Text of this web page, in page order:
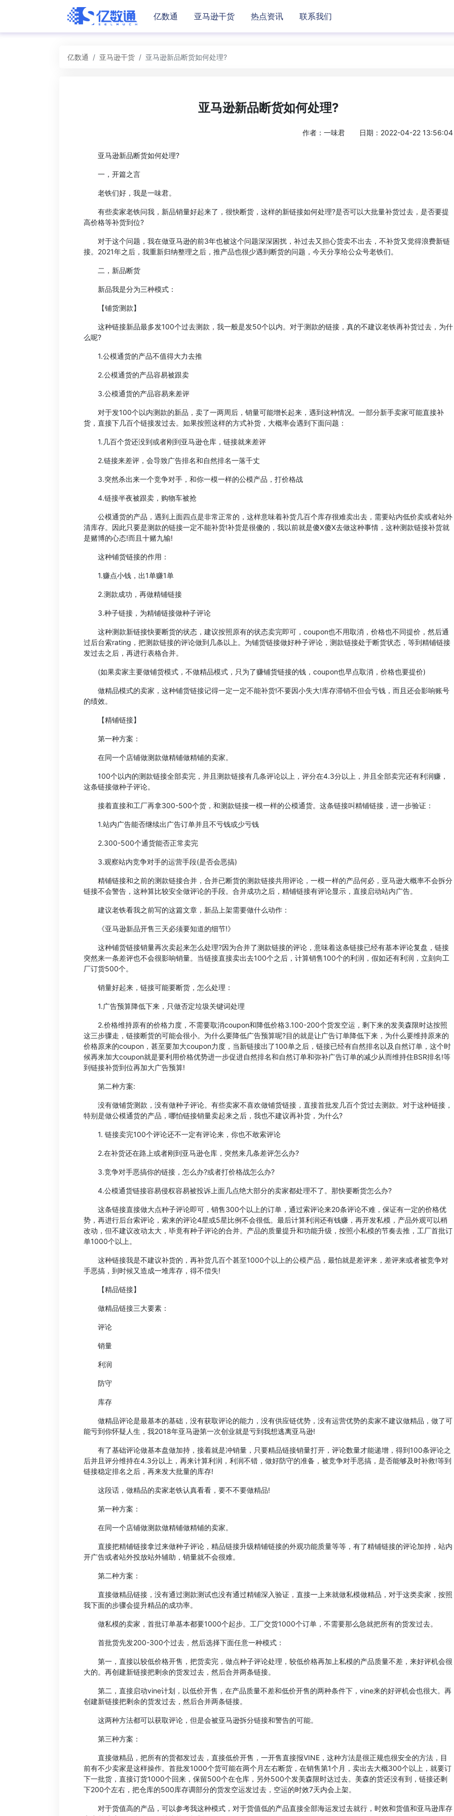
亿数通 亚马逊干货 热点资讯 联系我们
亿数通 亚马逊干货 亚马逊新品断货如何处理?
亚马逊新品断货如何处理?
作者：一味君 日期：2022-04-22 13:56:04
亚马逊新品断货如何处理?
一，开篇之言
老铁们好，我是一味君。
有些卖家老铁问我，新品销量好起来了，很快断货，这样的新链接如何处理?是否可以大批量补货过去，是否要提
高价格等补货到位?
对于这个问题，我在做亚马逊的前3年也被这个问题深深困扰，补过去又担心货卖不出去，不补货又觉得浪费新链
接。2021年之后，我重新归纳整理之后，推产品也很少遇到断货的问题，今天分享给公众号老铁们。
二，新品断货
新品我是分为三种模式：
【铺货测款】
这种链接新品最多发100个过去测款，我一般是发50个以内。对于测款的链接，真的不建议老铁再补货过去，为什
么呢?
1.公模通货的产品不值得大力去推
2.公模通货的产品容易被跟卖
3.公模通货的产品容易来差评
对于发100个以内测款的新品，卖了一两周后，销量可能增长起来，遇到这种情况。一部分新手卖家可能直接补
货，直接下几百个链接发过去。如果按照这样的方式补货，大概率会遇到下面问题：
1.几百个货还没到或者刚到亚马逊仓库，链接就来差评
2.链接来差评，会导致广告排名和自然排名一落千丈
3.突然杀出来一个竞争对手，和你一模一样的公模产品，打价格战
4.链接半夜被跟卖，购物车被抢
公模通货的产品，遇到上面四点是非常正常的，这样意味着补货几百个库存很难卖出去，需要站内低价卖或者站外
清库存。因此只要是测款的链接一定不能补货!补货是很傻的，我以前就是傻X傻X去做这种事情，这种测款链接补货就
是赌博的心态!而且十赌九输!
这种铺货链接的作用：
1.赚点小钱，出1单赚1单
2.测款成功，再做精铺链接
3.种子链接，为精铺链接做种子评论
这种测款新链接快要断货的状态，建议按照原有的状态卖完即可，coupon也不用取消，价格也不同提价，然后通
过后台索rating，把测款链接的评论做到几条以上。为铺货链接做好种子评论，测款链接处于断货状态，等到精铺链接
发过去之后，再进行表格合并。
(如果卖家主要做铺货模式，不做精品模式，只为了赚铺货链接的钱，coupon也早点取消，价格也要提价)
做精品模式的卖家，这种铺货链接记得一定一定不能补货!不要因小失大!库存滞销不但会亏钱，而且还会影响账号
的绩效。
【精铺链接】
第一种方案：
在同一个店铺做测款做精铺做精铺的卖家。
100个以内的测款链接全部卖完，并且测款链接有几条评论以上，评分在4.3分以上，并且全部卖完还有利润赚，
这条链接做种子评论。
接着直接和工厂再拿300-500个货，和测款链接一模一样的公模通货。这条链接叫精铺链接，进一步验证：
1.站内广告能否继续出广告订单并且不亏钱或少亏钱
2.300-500个通货能否正常卖完
3.观察站内竞争对手的运营手段(是否会恶搞)
精铺链接和之前的测款链接合并，合并已断货的测款链接共用评论，一模一样的产品何必，亚马逊大概率不会拆分
链接不会警告，这种算比较安全做评论的手段。合并成功之后，精铺链接有评论显示，直接启动站内广告。
建议老铁看我之前写的这篇文章，新品上架需要做什么动作：
《亚马逊新品开售三天必须要知道的细节!》
这种铺货链接销量再次卖起来怎么处理?因为合并了测款链接的评论，意味着这条链接已经有基本评论复盘，链接
突然来一条差评也不会很影响销量。当链接直接卖出去100个之后，计算销售100个的利润，假如还有利润，立刻向工
厂订货500个。
销量好起来，链接可能要断货，怎么处理：
1.广告预算降低下来，只做否定垃圾关键词处理
2.价格维持原有的价格力度，不需要取消coupon和降低价格3.100-200个货发空运，剩下来的发美森限时达按照
这三步骤走，链接断货的可能会很小。为什么要降低广告预算呢?目的就是让广告订单降低下来，为什么要维持原来的
价格原来的coupon，甚至要加大coupon力度，当新链接出了100单之后，链接已经有自然排名以及自然订单，这个时
候再来加大coupon就是要利用价格优势进一步促进自然排名和自然订单和弥补广告订单的减少从而维持住BSR排名!等
到链接补货到位再加大广告预算!
第二种方案:
没有做铺货测款，没有做种子评论。有些卖家不喜欢做铺货链接，直接首批发几百个货过去测款。对于这种链接，
特别是做公模通货的产品，哪怕链接销量卖起来之后，我也不建议再补货，为什么?
1. 链接卖完100个评论还不一定有评论来，你也不敢索评论
2.在补货还在路上或者刚到亚马逊仓库，突然来几条差评怎么办?
3.竞争对手恶搞你的链接，怎么办?或者打价格战怎么办?
4.公模通货链接容易侵权容易被投诉上面几点绝大部分的卖家都处理不了。那快要断货怎么办?
这条链接直接做大点种子评论即可，销售300个以上的订单，通过索评论来20条评论不难，保证有一定的价格优
势，再进行后台索评论，索来的评论4星或5星比例不会很低。最后计算利润还有钱赚，再开发私模，产品外观可以稍
改动，但不建议改动太大，毕竟有种子评论的合并。产品的质量提升和功能升级，按照小私模的节奏去推，工厂首批订
单1000个以上。
这种链接我是不建议补货的，再补货几百个甚至1000个以上的公模产品，最怕就是差评来，差评来或者被竞争对
手恶搞，到时候又造成一堆库存，得不偿失!
【精品链接】
做精品链接三大要素：
评论
销量
利润
防守
库存
做精品评论是最基本的基础，没有获取评论的能力，没有供应链优势，没有运营优势的卖家不建议做精品，做了可
能亏到你怀疑人生，我2018年亚马逊第一次创业就是亏到我想逃离亚马逊!
有了基础评论做基本盘做加持，接着就是冲销量，只要精品链接销量打开，评论数量才能递增，得到100条评论之
后并且评分维持在4.3分以上，再来计算利润，利润不错，做好防守的准备，被竞争对手恶搞，是否能够及时补救!等到
链接稳定排名之后，再来发大批量的库存!
这段话，做精品的卖家老铁认真看看，要不不要做精品!
第一种方案：
在同一个店铺做测款做精铺做精铺的卖家。
直接把精铺链接拿过来做种子评论，精品链接升级精铺链接的外观功能质量等等，有了精铺链接的评论加持，站内
开广告或者站外投放站外辅助，销量就不会很难。
第二种方案：
直接做精品链接，没有通过测款测试也没有通过精铺深入验证，直接一上来就做私模做精品，对于这类卖家，按照
我下面的步骤会提升精品的成功率。
做私模的卖家，首批订单基本都要1000个起步。工厂交货1000个订单，不需要那么急就把所有的货发过去。
首批货先发200-300个过去，然后选择下面任意一种模式：
第一，直接以较低价格开售，把货卖完，做点种子评论处理，较低价格再加上私模的产品质量不差，来好评机会很
大的。再创建新链接把剩余的货发过去，然后合并两条链接。
第二，直接启动vine计划，以低价开售，在产品质量不差和低价开售的两种条件下，vine来的好评机会也很大。再
创建新链接把剩余的货发过去，然后合并两条链接。
这两种方法都可以获取评论，但是会被亚马逊拆分链接和警告的可能。
第三种方案：
直接做精品，把所有的货都发过去，直接低价开售，一开售直接报VINE，这种方法是很正规也很安全的方法，目
前有不少卖家是这样操作。首批发1000个货可能在两个月左右断货，在销售第1个月，卖出去大概300个以上，就要订
下一批货，直接订货1000个回来，保留500个在仓库，另外500个发美森限时达过去。美森的货还没有到，链接还剩
下200个左右，把仓库的500库存调部分的货发空运发过去，空运的时效7天内会上架。
对于货值高的产品，可以参考我这种模式，对于货值低的产品直接全部海运发过去就行，时效和货值和亚马逊库存